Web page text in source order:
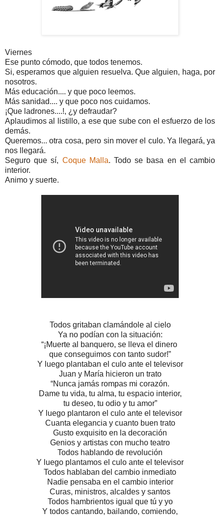
Viernes
Ese punto cómodo, que todos tenemos.
Si, esperamos que alguien resuelva. Que alguien, haga, por
nosotros.
Más educación.... y que poco leemos.
Más sanidad.... y que poco nos cuidamos.
¡Que ladrones....!, ¿y defraudar?
Aplaudimos al listillo, a ese que sube con el esfuerzo de los
demás.
Queremos... otra cosa, pero sin mover el culo. Ya llegará, ya
nos llegará.
Seguro que sí, Coque Malla. Todo se basa en el cambio
interior.
Animo y suerte.
Todos gritaban clamándole al cielo
Ya no podían con la situación:
“¡Muerte al banquero, se lleva el dinero
que conseguimos con tanto sudor!”
Y luego plantaban el culo ante el televisor
Juan y María hicieron un trato
“Nunca jamás rompas mi corazón.
Dame tu vida, tu alma, tu espacio interior,
tu deseo, tu odio y tu amor”
Y luego plantaron el culo ante el televisor
Cuanta elegancia y cuanto buen trato
Gusto exquisito en la decoración
Genios y artistas con mucho teatro
Todos hablando de revolución
Y luego plantamos el culo ante el televisor
Todos hablaban del cambio inmediato
Nadie pensaba en el cambio interior
Curas, ministros, alcaldes y santos
Todos hambrientos igual que tú y yo
Y todos cantando, bailando, comiendo,